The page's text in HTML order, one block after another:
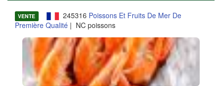
VENTE 245316 Poissons Et Fruits De Mer De
Première Qualité | NC poissons